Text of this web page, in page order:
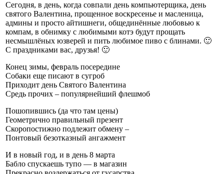
Сегодня, в день, когда совпали день компьютерщика, день
святого Валентина, прощенное воскресенье и масленица,
админы и просто айтишнеги, общединённые любовью к
компам, в обнимку с любимыми котэ будут прощать
несмышлёных юзверей и пить любимое пиво с блинами. 🙂
С праздниками вас, друзья! 🙂
Конец зимы, февраль посередине
Собаки еще писают в сугроб
Приходит день Святого Валентина
Средь прочих – популярнейший флешмоб
Пошопившись (да что там цены)
Геометрично правильный презент
Скоропостижно подлежит обмену –
Понтовый безотказный ангажмент
И в новый год, и в день 8 марта
Бабло спускаешь тупо — в магазин